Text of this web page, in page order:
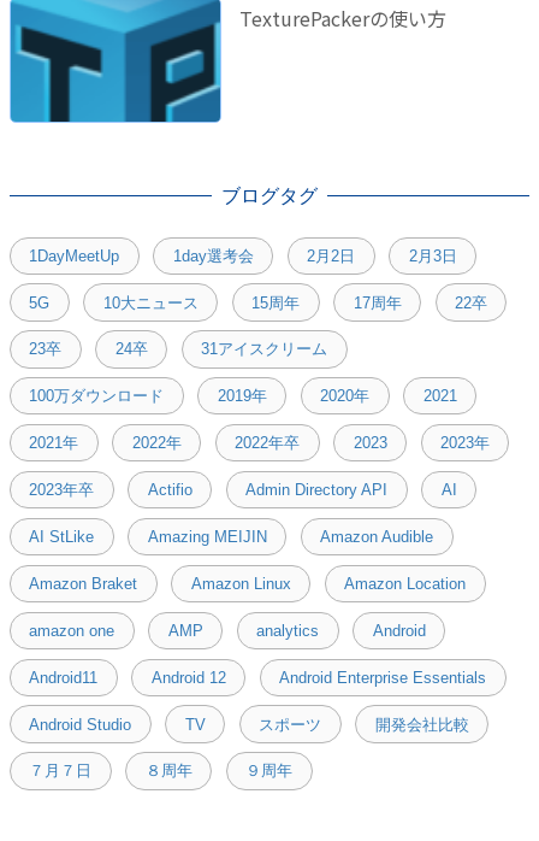
TexturePackerの使い方
ブログタグ
1DayMeetUp 1day選考会 2月2日 2月3日
5G 10大ニュース 15周年 17周年 22卒
23卒 24卒 31アイスクリーム
100万ダウンロード 2019年 2020年 2021
2021年 2022年 2022年卒 2023 2023年
2023年卒 Actifio Admin Directory API AI
AI StLike Amazing MEIJIN Amazon Audible
Amazon Braket Amazon Linux Amazon Location
amazon one AMP analytics Android
Android11 Android 12 Android Enterprise Essentials
Android Studio TV スポーツ 開発会社比較
７月７日 ８周年 ９周年